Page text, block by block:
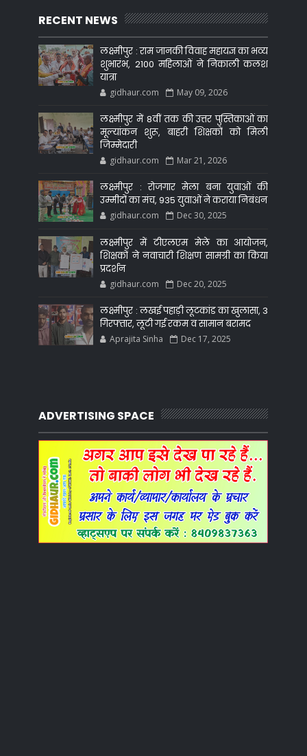
RECENT NEWS
लक्ष्मीपुर : राम जानकी विवाह महायज्ञ का भव्य
शुभारंभ, 2100 महिलाओं ने निकाली कलश
यात्रा
gidhaur.com May 09, 2026
लक्ष्मीपुर में 8वीं तक की उत्तर पुस्तिकाओं का
मूल्यांकन शुरू, बाहरी शिक्षकों को मिली
जिम्मेदारी
gidhaur.com Mar 21, 2026
लक्ष्मीपुर : रोजगार मेला बना युवाओं की
उम्मीदों का मंच, 935 युवाओं ने कराया निबंधन
gidhaur.com Dec 30, 2025
लक्ष्मीपुर में टीएलएम मेले का आयोजन,
शिक्षकों ने नवाचारी शिक्षण सामग्री का किया
प्रदर्शन
gidhaur.com Dec 20, 2025
लक्ष्मीपुर : लखई पहाड़ी लूटकांड का खुलासा, 3
गिरफ्तार, लूटी गई रकम व सामान बरामद
Aprajita Sinha Dec 17, 2025
ADVERTISING SPACE